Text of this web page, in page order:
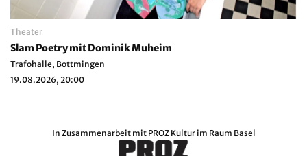
Theater
Slam Poetry mit Dominik Muheim
Trafohalle, Bottmingen
19.08.2026, 20:00
In Zusammenarbeit mit PROZ Kultur im Raum Basel